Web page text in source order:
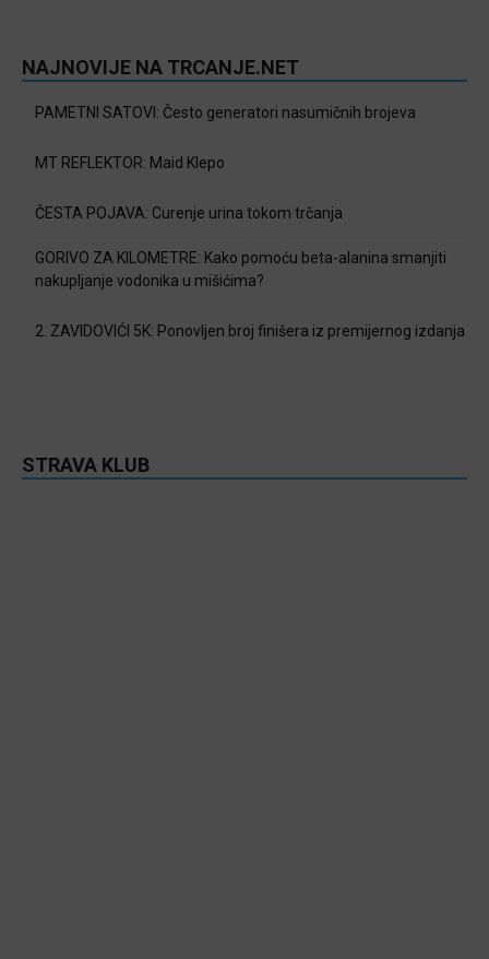
NAJNOVIJE NA TRCANJE.NET
PAMETNI SATOVI: Često generatori nasumičnih brojeva
MT REFLEKTOR: Maid Klepo
ČESTA POJAVA: Curenje urina tokom trčanja
GORIVO ZA KILOMETRE: Kako pomoću beta-alanina smanjiti
nakupljanje vodonika u mišićima?
2. ZAVIDOVIĆI 5K: Ponovljen broj finišera iz premijernog izdanja
STRAVA KLUB